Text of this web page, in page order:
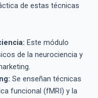
de estas técnicas
Este módulo
de la neurociencia y
Se enseñan técnicas
funcional (fMRI) y la